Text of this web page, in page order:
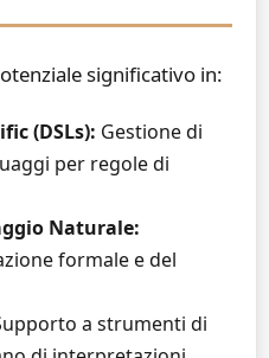
significativo in:
(DSLs): Gestione di
per regole di
Naturale:
formale e del
a strumenti di